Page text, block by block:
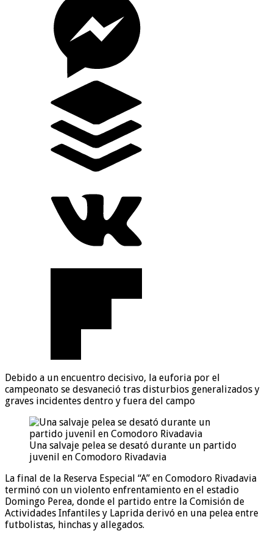
Debido a un encuentro decisivo, la euforia por el
campeonato se desvaneció tras disturbios generalizados y
graves incidentes dentro y fuera del campo
Una salvaje pelea se desató durante un partido
juvenil en Comodoro Rivadavia
La final de la Reserva Especial “A” en Comodoro Rivadavia
terminó con un violento enfrentamiento en el estadio
Domingo Perea, donde el partido entre la Comisión de
Actividades Infantiles y Laprida derivó en una pelea entre
futbolistas, hinchas y allegados.